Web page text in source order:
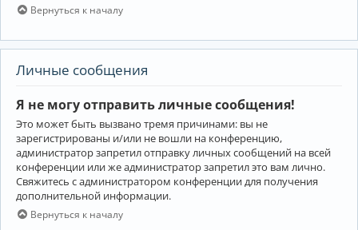
Вернуться к началу
Личные сообщения
Я не могу отправить личные сообщения!
Это может быть вызвано тремя причинами: вы не
зарегистрированы и/или не вошли на конференцию,
администратор запретил отправку личных сообщений на всей
конференции или же администратор запретил это вам лично.
Свяжитесь с администратором конференции для получения
дополнительной информации.
Вернуться к началу